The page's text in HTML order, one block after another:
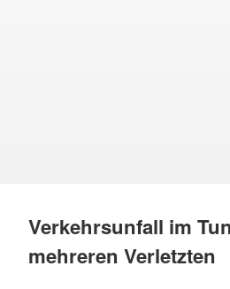
Verkehrsunfall im
mehreren Verletzten